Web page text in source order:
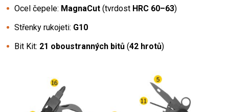
Ocel čepele: MagnaCut (tvrdost HRC 60–63)
Střenky rukojeti: G10
Bit Kit: 21 oboustranných bitů (42 hrotů)